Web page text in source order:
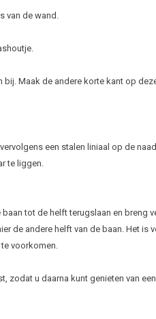
van de wand.
Maak de andere korte kant op
een stalen liniaal op de
te liggen.
tot de helft terugslaan en breng
de andere helft van de baan. Het is
voorkomen.
zodat u daarna kunt genieten van